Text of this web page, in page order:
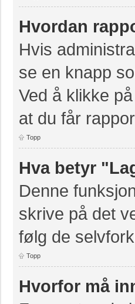
Hvordan
Hvis
se en knapp
Ved å klikke
at du får
Topp
Hva betyr
Denne
skrive på det
følg de
Topp
Hvorfor må